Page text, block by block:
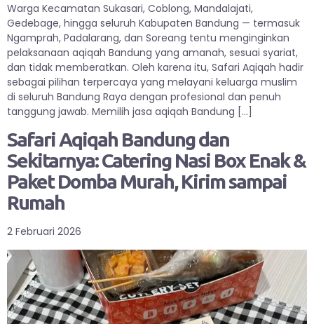
Warga Kecamatan Sukasari, Coblong, Mandalajati,
Gedebage, hingga seluruh Kabupaten Bandung — termasuk
Ngamprah, Padalarang, dan Soreang tentu menginginkan
pelaksanaan aqiqah Bandung yang amanah, sesuai syariat,
dan tidak memberatkan. Oleh karena itu, Safari Aqiqah hadir
sebagai pilihan terpercaya yang melayani keluarga muslim
di seluruh Bandung Raya dengan profesional dan penuh
tanggung jawab. Memilih jasa aqiqah Bandung […]
Safari Aqiqah Bandung dan
Sekitarnya: Catering Nasi Box Enak &
Paket Domba Murah, Kirim sampai
Rumah
2 Februari 2026